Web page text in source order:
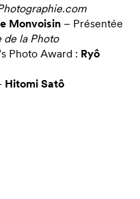
Monvoisin – Présentée
de la Photo
Photo Award : Ryô
Hitomi Satô